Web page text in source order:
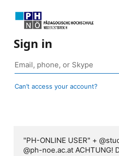
Sign in
Can’t access your account?
"PH-ONLINE USER" +
@ph-noe.ac.at ACHTUNG!